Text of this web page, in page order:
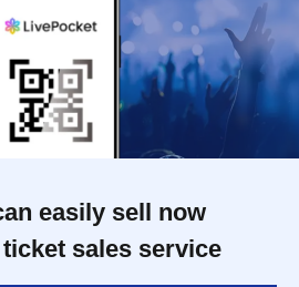
easily sell now
sales service